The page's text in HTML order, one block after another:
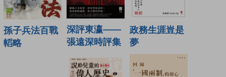
孫子兵法百戰
轁略
深評東瀛——
張遠深時評集
政務生涯豈是
夢